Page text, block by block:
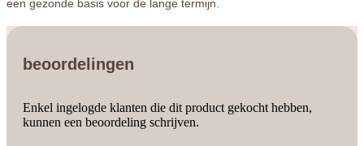
een gezonde basis voor de lange termijn.
beoordelingen
Enkel ingelogde klanten die dit product gekocht hebben,
kunnen een beoordeling schrijven.